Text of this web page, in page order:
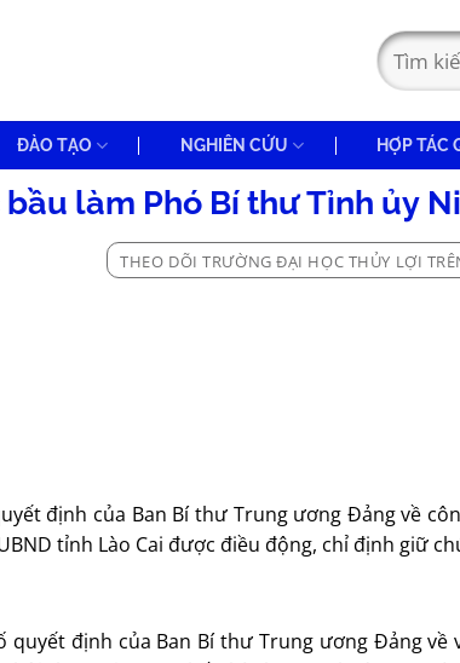
ĐÀO TẠO NGHIÊN CỨU HỢP TÁC
làm Phó Bí thư Tỉnh ủy
THEO DÕI TRƯỜNG ĐẠI HỌC THỦY LỢI
định của Ban Bí thư Trung ương Đảng về
tỉnh Lào Cai được điều động, chỉ định giữ
định của Ban Bí thư Trung ương Đảng về